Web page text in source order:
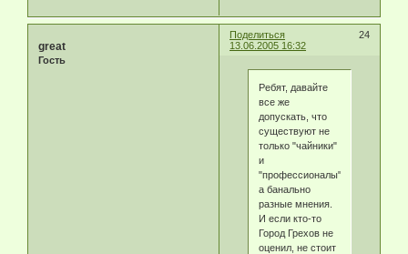
Поделиться
24
13.06.2005 16:32
great
Гость
Ребят, давайте
все же
допускать, что
существуют не
только "чайники"
и
"профессионалы",
а банально
разные мнения.
И если кто-то
Город Грехов не
оценил, не стоит